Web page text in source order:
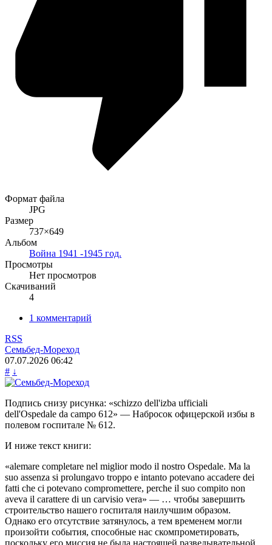
Формат файла
JPG
Размер
737×649
Альбом
Война 1941 -1945 год.
Просмотры
Нет просмотров
Скачиваний
4
1 комментарий
RSS
Семьбед-Мореход
07.07.2026 06:42
# ↓
Подпись снизу рисунка: «schizzo dell'izba ufficiali
dell'Ospedale da campo 612» — Набросок офицерской избы в
полевом госпитале № 612.
И ниже текст книги:
«alemare completare nel miglior modo il nostro Ospedale. Ma la
suo assenza si prolungavo troppo e intanto potevano accadere dei
fatti che ci potevano compromettere, perche il suo compito non
aveva il carattere di un carvisio vera» — … чтобы завершить
строительство нашего госпиталя наилучшим образом.
Однако его отсутствие затянулось, а тем временем могли
произойти события, способные нас скомпрометировать,
поскольку его миссия не была настоящей разведывательной